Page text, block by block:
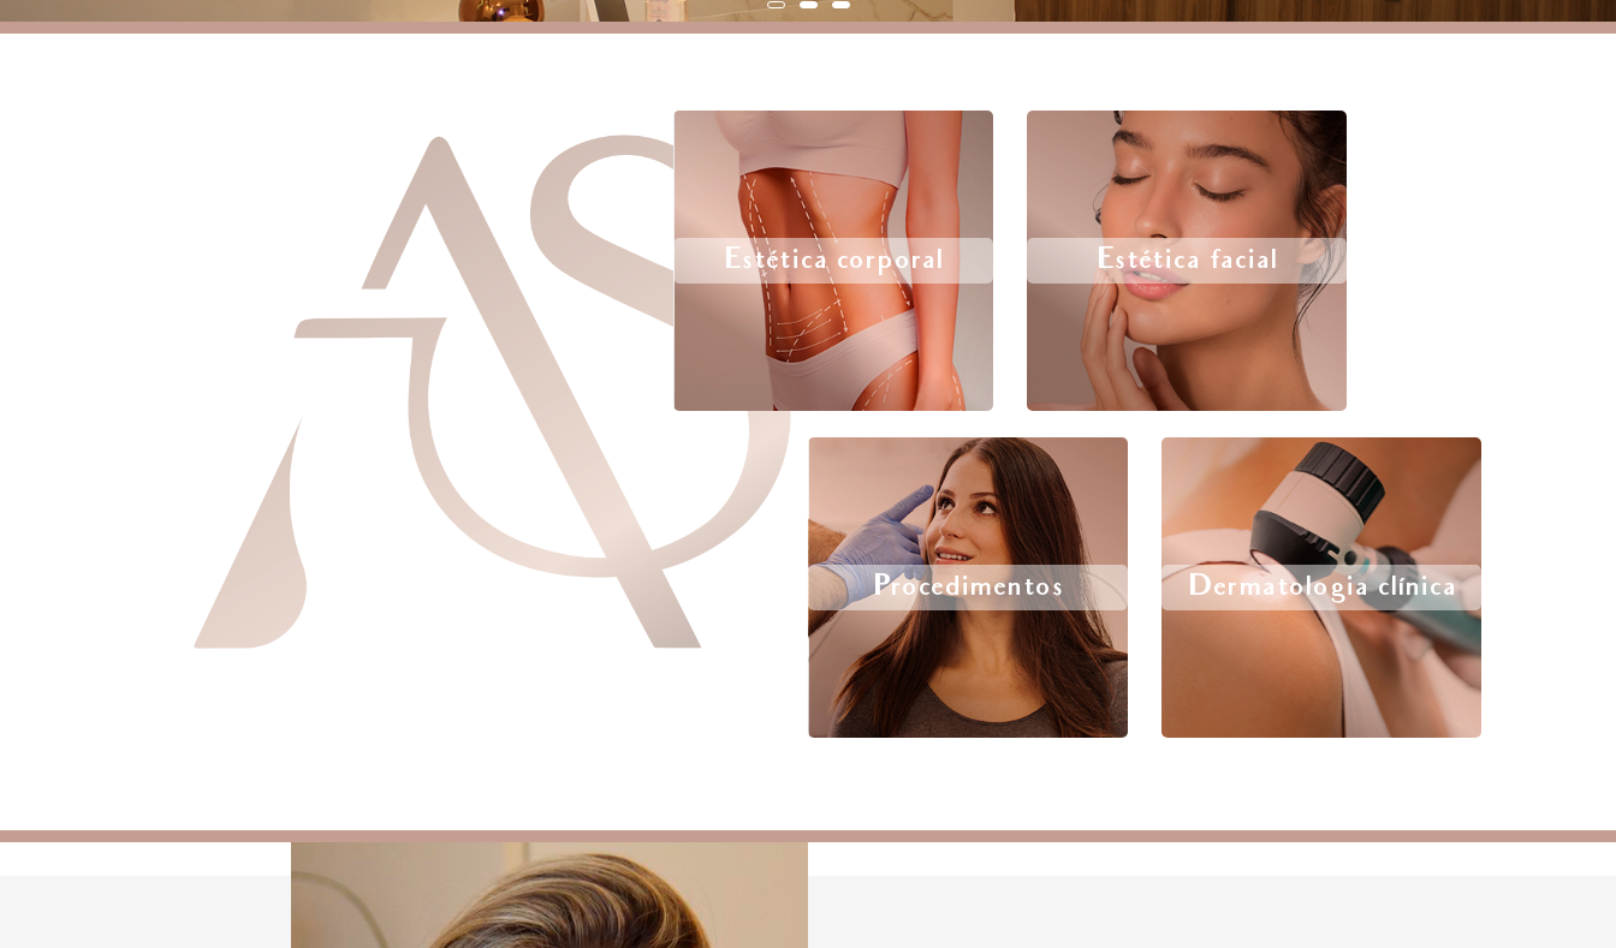
Estética corporal Estética facial
Procedimentos Dermatologia clínica